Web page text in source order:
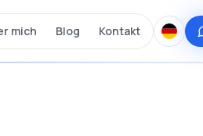
mich Blog Kontakt